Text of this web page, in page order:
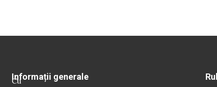
Cu
Informații generale